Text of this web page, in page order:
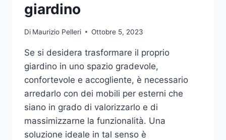
giardino
Di Maurizio Pelleri Ottobre 5, 2023
Se si desidera trasformare il proprio
giardino in uno spazio gradevole,
confortevole e accogliente, è necessario
arredarlo con dei mobili per esterni che
siano in grado di valorizzarlo e di
massimizzarne la funzionalità. Una
soluzione ideale in tal senso è